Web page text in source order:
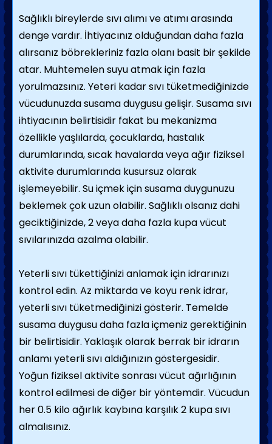
Sağlıklı bireylerde sıvı alımı ve atımı arasında
denge vardır. İhtiyacınız olduğundan daha fazla
alırsanız böbrekleriniz fazla olanı basit bir şekilde
atar. Muhtemelen suyu atmak için fazla
yorulmazsınız. Yeteri kadar sıvı tüketmediğinizde
vücudunuzda susama duygusu gelişir. Susama sıvı
ihtiyacının belirtisidir fakat bu mekanizma
özellikle yaşlılarda, çocuklarda, hastalık
durumlarında, sıcak havalarda veya ağır fiziksel
aktivite durumlarında kusursuz olarak
işlemeyebilir. Su içmek için susama duygunuzu
beklemek çok uzun olabilir. Sağlıklı olsanız dahi
geciktiğinizde, 2 veya daha fazla kupa vücut
sıvılarınızda azalma olabilir.
Yeterli sıvı tükettiğinizi anlamak için idrarınızı
kontrol edin. Az miktarda ve koyu renk idrar,
yeterli sıvı tüketmediğinizi gösterir. Temelde
susama duygusu daha fazla içmeniz gerektiğinin
bir belirtisidir. Yaklaşık olarak berrak bir idrarın
anlamı yeterli sıvı aldığınızın göstergesidir.
Yoğun fiziksel aktivite sonrası vücut ağırlığının
kontrol edilmesi de diğer bir yöntemdir. Vücudun
her 0.5 kilo ağırlık kaybına karşılık 2 kupa sıvı
almalısınız.